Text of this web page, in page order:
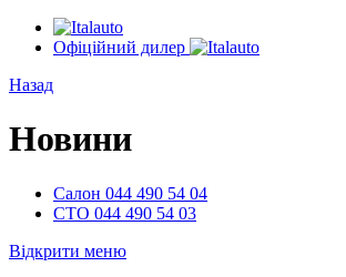
Офіційний дилер
Назад
Новини
Салон 044 490 54 04
СТО 044 490 54 03
Відкрити меню